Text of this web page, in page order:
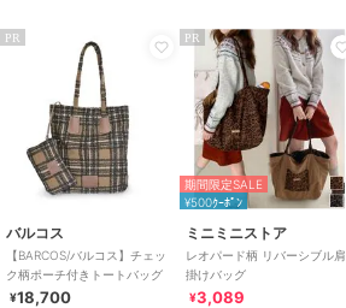
PR
バルコス
【BARCOS/バルコス】チェッ
ク柄ポーチ付きトートバッグ
¥18,700
PR
期間限定SALE
¥500ｸｰﾎﾟﾝ
ミニミニストア
レオパード柄 リバーシブル肩
掛けバッグ
¥3,089